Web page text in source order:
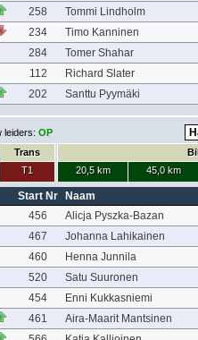
258
Tommi Lindholm
234
Timo Kanninen
284
Tomer Shahar
112
Richard Slater
202 Santtu Pyymäki
leiders: OP
Trans
T1
20,5 km
45,0 km
Start Nr
Naam
456
Alicja Pyszka-Bazan
467
Johanna Lahikainen
460
Henna Junnila
520
Satu Suuronen
454
Enni Kukkasniemi
461
Aira-Maarit Mantsinen